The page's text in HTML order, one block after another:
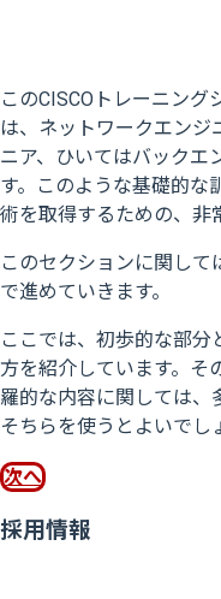
このCISCOトレーニング
は、ネットワークエンジ
ニア、ひいてはバックエ
す。このような基礎的な
術を取得するための、非
このセクションに関して
で進めていきます。
ここでは、初歩的な部
方を紹介しています。そ
羅的な内容に関しては、
そちらを使うとよいでし
次へ
採用情報